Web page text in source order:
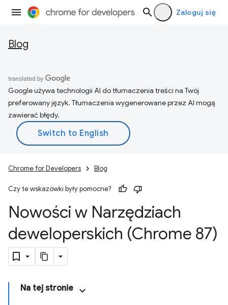
Zaloguj się
Blog
Google używa technologii AI do tłumaczenia treści na Twój
preferowany język. Tłumaczenia wygenerowane przez AI mogą
zawierać błędy.
Chrome for Developers Blog
Czy te wskazówki były pomocne?
Nowości w Narzędziach
deweloperskich (Chrome 87)
Na tej stronie